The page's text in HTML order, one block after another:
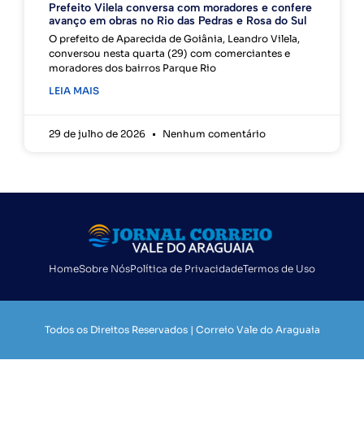
Prefeito Vilela conversa com moradores e confere
avanço em obras no Rio das Pedras e Rosa do Sul
O prefeito de Aparecida de Goiânia, Leandro Vilela,
conversou nesta quarta (29) com comerciantes e
moradores dos bairros Parque Rio
LEIA MAIS
29 de julho de 2026 Nenhum comentário
HomeSobre NósPolítica de PrivacidadeTermos de Uso
Todos os Direitos Reservados | Correio Vale do Araguaia